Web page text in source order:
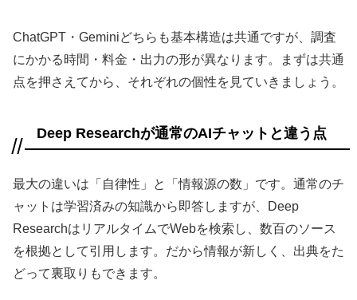
ChatGPT・Geminiどちらも基本構造は共通ですが、調査
にかかる時間・料金・出力の形が異なります。まずは共通
点を押さえてから、それぞれの個性を見ていきましょう。
Deep Researchが通常のAIチャットと違う点
最大の違いは「自律性」と「情報源の数」です。通常のチ
ャットは学習済みの知識から即答しますが、Deep
ResearchはリアルタイムでWebを検索し、数百のソース
を根拠として引用します。だから情報が新しく、出典をた
どって裏取りもできます。